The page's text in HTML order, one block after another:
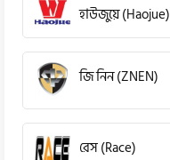
হাউজুয়ে (Haojue)
জি নিন (ZNEN)
রেস (Race)